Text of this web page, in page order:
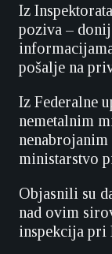
Iz
poziva –
pošalje na
Iz Federalne
nemetalnim
ministarstvo
Objasnili su
nad ovim
inspekcija pri